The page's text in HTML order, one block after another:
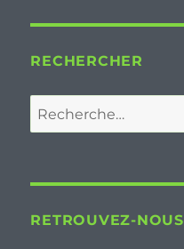
RECHERCHER
RETROUVEZ-NOUS